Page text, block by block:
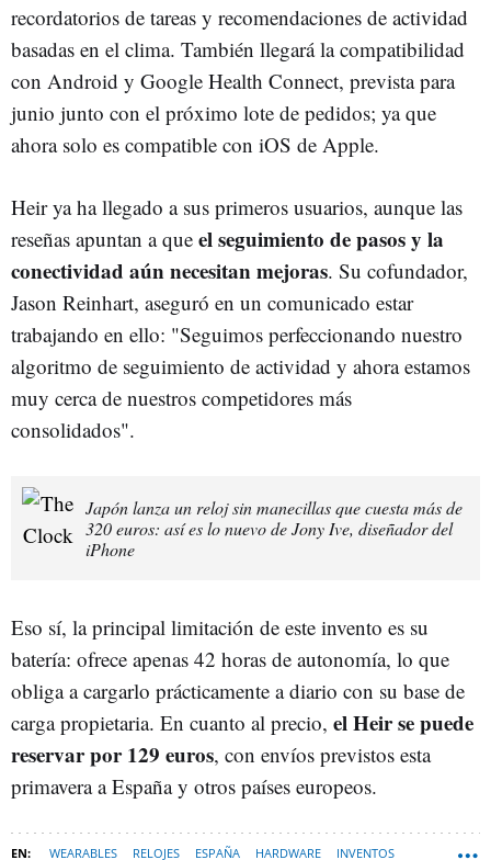
recordatorios de tareas y recomendaciones de actividad
basadas en el clima. También llegará la compatibilidad
con Android y Google Health Connect, prevista para
junio junto con el próximo lote de pedidos; ya que
ahora solo es compatible con iOS de Apple.
Heir ya ha llegado a sus primeros usuarios, aunque las
reseñas apuntan a que el seguimiento de pasos y la
conectividad aún necesitan mejoras. Su cofundador,
Jason Reinhart, aseguró en un comunicado estar
trabajando en ello: "Seguimos perfeccionando nuestro
algoritmo de seguimiento de actividad y ahora estamos
muy cerca de nuestros competidores más
consolidados".
Japón lanza un reloj sin manecillas que cuesta más de
320 euros: así es lo nuevo de Jony Ive, diseñador del
iPhone
Eso sí, la principal limitación de este invento es su
batería: ofrece apenas 42 horas de autonomía, lo que
obliga a cargarlo prácticamente a diario con su base de
carga propietaria. En cuanto al precio, el Heir se puede
reservar por 129 euros, con envíos previstos esta
primavera a España y otros países europeos.
WEARABLES RELOJES ESPAÑA HARDWARE INVENTOS